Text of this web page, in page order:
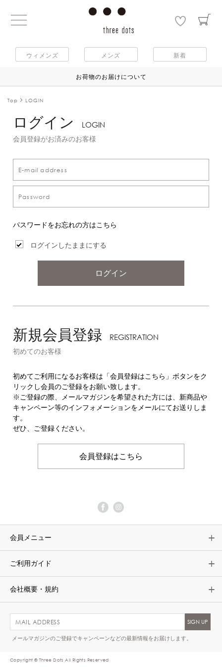
ウィメンズ メンズ 新着
お荷物のお届けについて
Top LOGIN
ログイン LOGIN
会員登録がお済みのお客様
パスワードをお忘れの方はこちら
ログインしたままにする
ログイン
新規会員登録 REGISTRATION
初めてのお客様
初めてご利用になるお客様は「会員登録はこちら」ボタンをク
リックし会員のご登録をお願い致します。
※ご登録の際、メールマガジンを希望された方には、新商品や
キャンペーン等のインフォメーションをメールにてお送りしま
す。
ぜひ、ご登録ください。
会員登録はこちら
会員メニュー
ご利用ガイド
会社概要・規約
メールマガジンのご登録でキャンペーンなどの最新情報をお届けします。
Copyright © Three Dots All Rights Reserved